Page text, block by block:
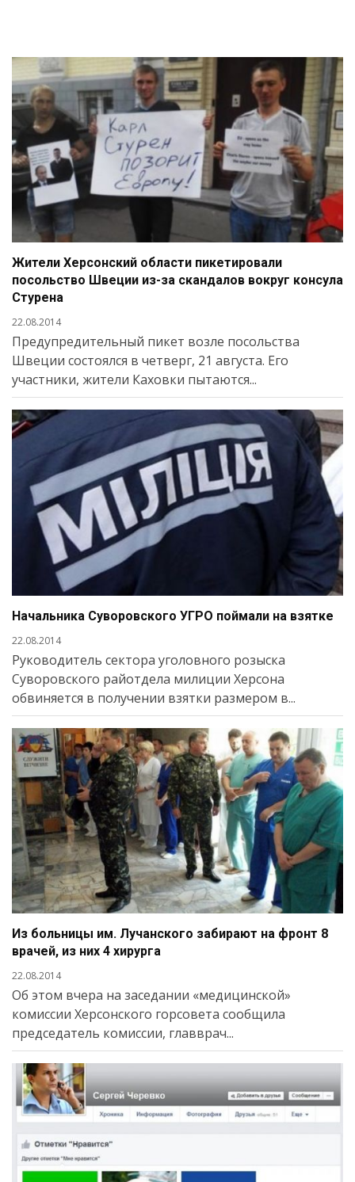
Жители Херсонский области пикетировали
посольство Швеции из-за скандалов вокруг консула
Стурена
22.08.2014
Предупредительный пикет возле посольства
Швеции состоялся в четверг, 21 августа. Его
участники, жители Каховки пытаются...
Начальника Суворовского УГРО поймали на взятке
22.08.2014
Руководитель сектора уголовного розыска
Суворовского райотдела милиции Херсона
обвиняется в получении взятки размером в...
Из больницы им. Лучанского забирают на фронт 8
врачей, из них 4 хирурга
22.08.2014
Об этом вчера на заседании «медицинской»
комиссии Херсонского горсовета сообщила
председатель комиссии, главврач...